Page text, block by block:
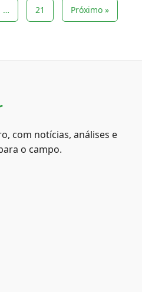
… 21 Próximo »
com notícias, análises e
o campo.